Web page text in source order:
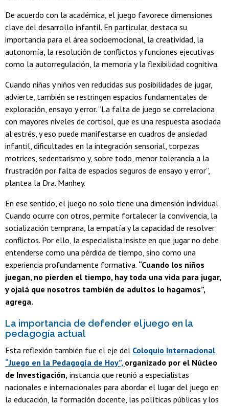
De acuerdo con la académica, el juego favorece dimensiones
clave del desarrollo infantil. En particular, destaca su
importancia para el área socioemocional, la creatividad, la
autonomía, la resolución de conflictos y funciones ejecutivas
como la autorregulación, la memoria y la flexibilidad cognitiva.
Cuando niñas y niños ven reducidas sus posibilidades de jugar,
advierte, también se restringen espacios fundamentales de
exploración, ensayo y error. “La falta de juego se correlaciona
con mayores niveles de cortisol, que es una respuesta asociada
al estrés, y eso puede manifestarse en cuadros de ansiedad
infantil, dificultades en la integración sensorial, torpezas
motrices, sedentarismo y, sobre todo, menor tolerancia a la
frustración por falta de espacios seguros de ensayo y error”,
plantea la Dra. Manhey.
En ese sentido, el juego no solo tiene una dimensión individual.
Cuando ocurre con otros, permite fortalecer la convivencia, la
socialización temprana, la empatía y la capacidad de resolver
conflictos. Por ello, la especialista insiste en que jugar no debe
entenderse como una pérdida de tiempo, sino como una
experiencia profundamente formativa. “Cuando los niños
juegan, no pierden el tiempo, hay toda una vida para jugar,
y ojalá que nosotros también de adultos lo hagamos”,
agrega.
La importancia de defender el juego en la
pedagogía actual
Esta reflexión también fue el eje del Coloquio Internacional
“Juego en la Pedagogía de Hoy”, organizado por el Núcleo
de Investigación, instancia que reunió a especialistas
nacionales e internacionales para abordar el lugar del juego en
la educación, la formación docente, las políticas públicas y los